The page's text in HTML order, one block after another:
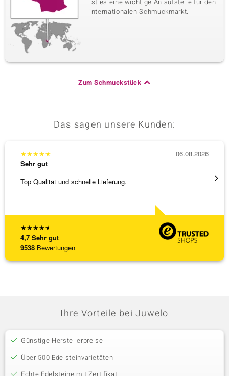
internationalen Schmuckmarkt.
Zum Schmuckstück
Das sagen unsere Kunden:
★★★★★
4,7 Sehr gut
9538 Bewertungen
★★★★★
Sehr gut
Top Qualität und schnelle Lieferung.
06.08.2026
Ihre Vorteile bei Juwelo
Günstige Herstellerpreise
Über 500 Edelsteinvarietäten